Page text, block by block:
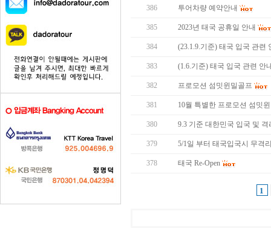
386 투어차량 예약안내
385 2023년 태국 공휴일 안내
384 (23.1.9.기준) 태국 입국 관련
383 (1.6.기준) 태국 입국 관련 안
382 프로모션 섬밋윈밀골프
381 10월 특별한 프로모션 섬밋
380 9.3 기준 대한민국 입국 및
379 5/1일 부터 태국입국시 무격
378 태국 Re-Open
1